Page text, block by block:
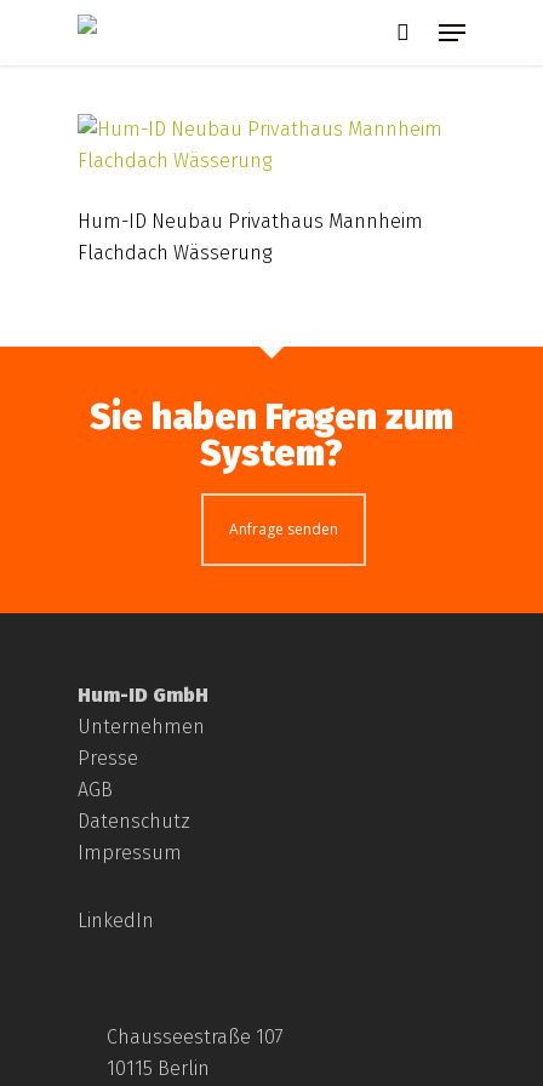
Menu
Hum-ID Neubau Privathaus Mannheim
Flachdach Wässerung
Sie haben Fragen zum
System?
Anfrage senden
Hum-ID GmbH
Unternehmen
Presse
AGB
Datenschutz
Impressum
LinkedIn
Chausseestraße 107
10115 Berlin